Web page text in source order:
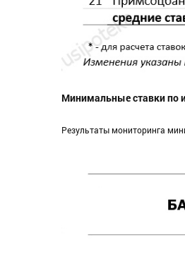
Минимальные ставки по
Результаты мониторинга